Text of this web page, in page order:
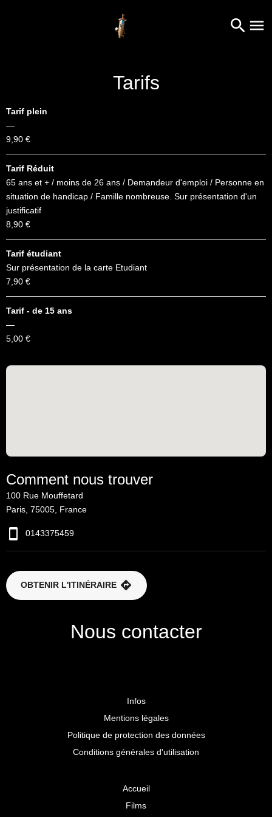
Tarifs
Tarif plein
—
9,90 €
Tarif Réduit
65 ans et + / moins de 26 ans / Demandeur d'emploi / Personne en
situation de handicap / Famille nombreuse. Sur présentation d'un
justificatif
8,90 €
Tarif étudiant
Sur présentation de la carte Etudiant
7,90 €
Tarif - de 15 ans
—
5,00 €
Comment nous trouver
100 Rue Mouffetard
Paris, 75005, France
0143375459
OBTENIR L'ITINÉRAIRE
Nous contacter
Infos
Mentions légales
Politique de protection des données
Conditions générales d'utilisation
Accueil
Films